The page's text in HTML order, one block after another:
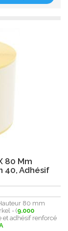
80 Mm
40, Adhésif
80 mm
- (9.000
adhésif renforcé